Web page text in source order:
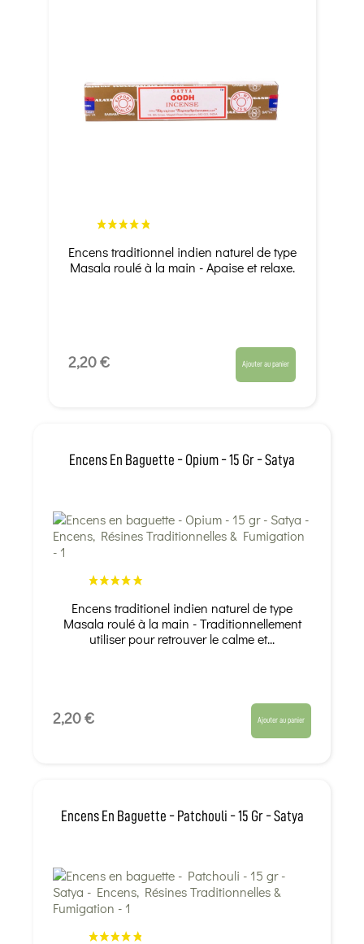
Encens traditionnel indien naturel de type
Masala roulé à la main - Apaise et relaxe.
2,20 € Ajouter au panier
Encens En Baguette - Opium - 15 Gr - Satya
Encens traditionel indien naturel de type
Masala roulé à la main - Traditionnellement
utiliser pour retrouver le calme et...
2,20 € Ajouter au panier
Encens En Baguette - Patchouli - 15 Gr - Satya